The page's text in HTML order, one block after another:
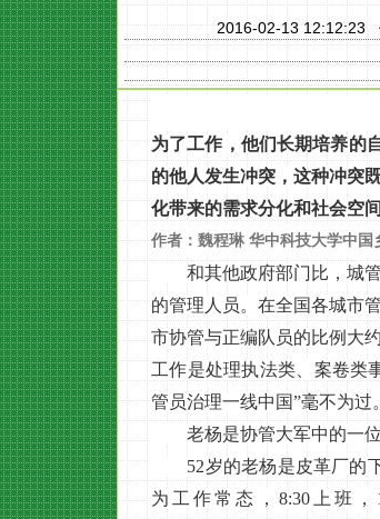
2016-02-13 12:12:23
为了工作，他们长期培养的
的他人发生冲突，这种冲突
化带来的需求分化和社会空间
作者：魏程琳 华中科技大学中国
和其他政府部门比，城管
的管理人员。在全国各城市
市协管与正编队员的比例大
工作是处理执法类、案卷类
管员治理一线中国”毫不为过。
老杨是协管大军中的一位
52岁的老杨是皮革厂的下
为工作常态，8:30上班